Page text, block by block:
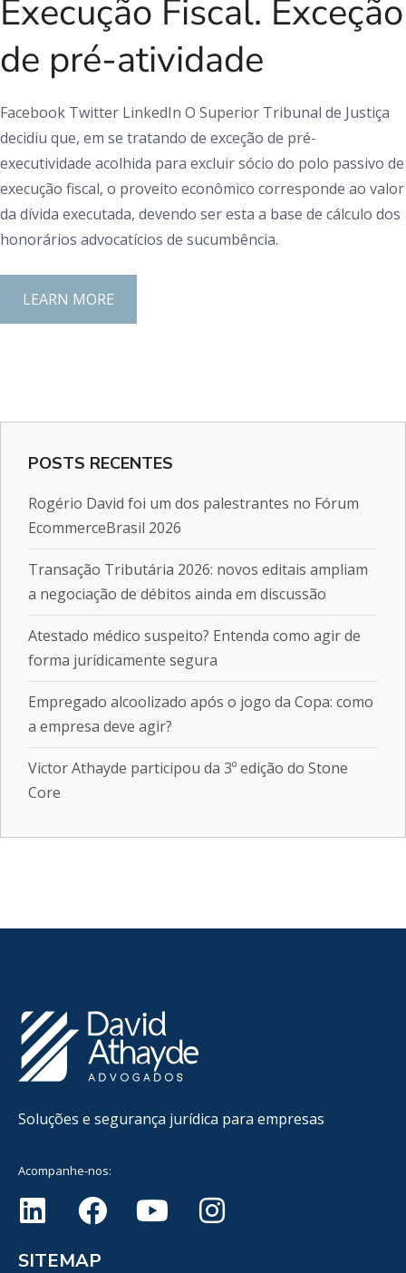
Execução Fiscal. Exceção
de pré-atividade
Facebook Twitter LinkedIn O Superior Tribunal de Justiça
decidiu que, em se tratando de exceção de pré-
executividade acolhida para excluir sócio do polo passivo de
execução fiscal, o proveito econômico corresponde ao valor
da dívida executada, devendo ser esta a base de cálculo dos
honorários advocatícios de sucumbência.
LEARN MORE
POSTS RECENTES
Rogério David foi um dos palestrantes no Fórum
EcommerceBrasil 2026
Transação Tributária 2026: novos editais ampliam
a negociação de débitos ainda em discussão
Atestado médico suspeito? Entenda como agir de
forma juridicamente segura
Empregado alcoolizado após o jogo da Copa: como
a empresa deve agir?
Victor Athayde participou da 3º edição do Stone
Core
Soluções e segurança jurídica para empresas
Acompanhe-nos:
SITEMAP